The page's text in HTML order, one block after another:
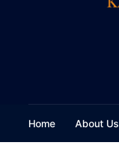
Home About Us